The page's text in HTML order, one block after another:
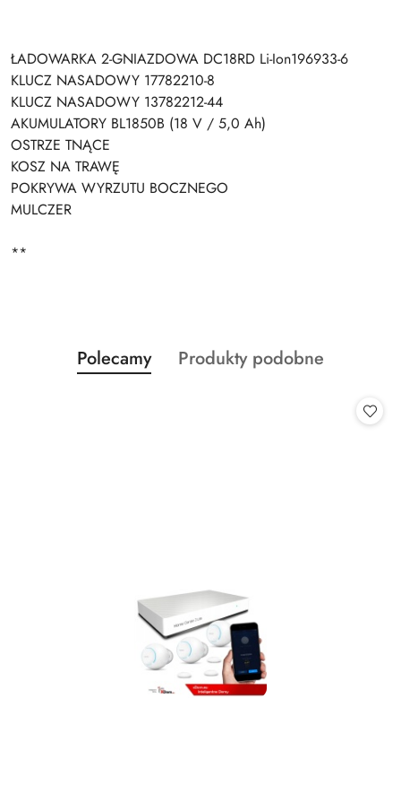
ŁADOWARKA 2-GNIAZDOWA DC18RD Li-Ion196933-6
KLUCZ NASADOWY 17782210-8
KLUCZ NASADOWY 13782212-44
AKUMULATORY BL1850B (18 V / 5,0 Ah)
OSTRZE TNĄCE
KOSZ NA TRAWĘ
POKRYWA WYRZUTU BOCZNEGO
MULCZER
**
Pomiń karuzelę produktów
Produkty
o
Polecamy
Produkty
Produkty podobne